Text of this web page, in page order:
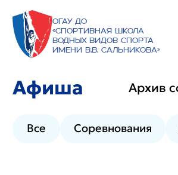
ОГАУ ДО
«Спортивная школа
водных видов спорта
имени В.В. Сальникова»
Афиша Архив
Все Соревнования